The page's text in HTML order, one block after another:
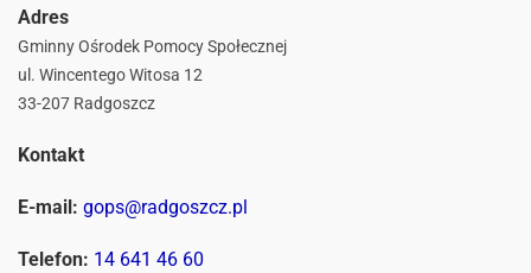
Adres
Gminny Ośrodek Pomocy Społecznej
ul. Wincentego Witosa 12
33-207 Radgoszcz
Kontakt
E-mail: gops@radgoszcz.pl
Telefon: 14 641 46 60